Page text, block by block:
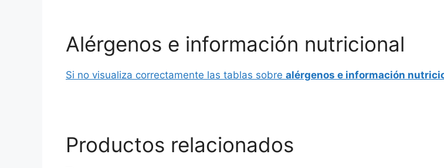
Alérgenos e información nutricional
Si no visualiza correctamente las tablas sobre alérgenos e información
Productos relacionados